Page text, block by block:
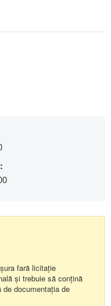
fară licitație
și trebuie să conțină
documentația de